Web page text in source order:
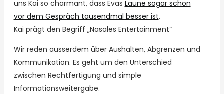
uns Kai so charmant, dass Evas Laune sogar schon
vor dem Gespräch tausendmal besser ist.
Kai prägt den Begriff „Nasales Entertainment“
Wir reden ausserdem über Aushalten, Abgrenzen und
Kommunikation. Es geht um den Unterschied
zwischen Rechtfertigung und simple
Informationsweitergabe.